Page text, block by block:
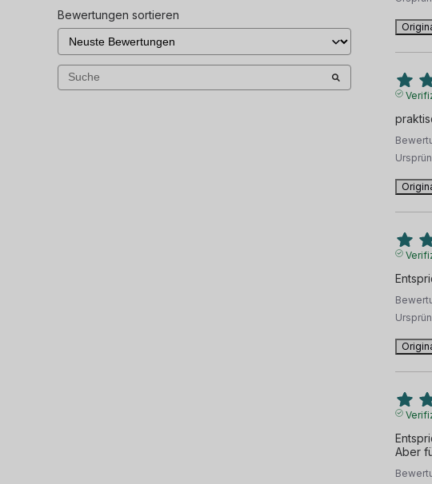
Bewertungen sortieren
Aber